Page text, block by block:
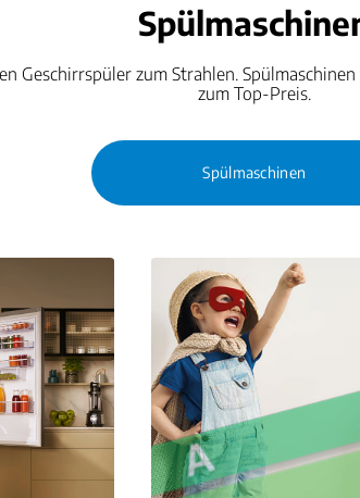
Geschirrspüler zum Strahlen.
zum Top-Preis.
Spülmaschinen